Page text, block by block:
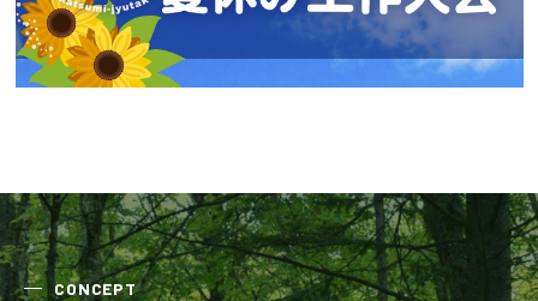
KATSUMIの
取り組み
採用情報
土地の上手な探し方
家づくりの資金計画
CONCEPT